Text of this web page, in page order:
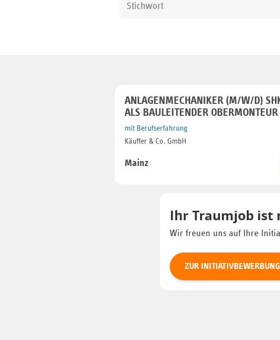
ANLAGENMECHANIKER (M/W/D)
ALS BAULEITENDER OBERMONTEUR
mit Berufserfahrung
Käuffer & Co. GmbH
Mainz
Ihr Traumjob ist
Wir freuen uns auf Ihre
ZUR INITIATIVBEWERBUNG